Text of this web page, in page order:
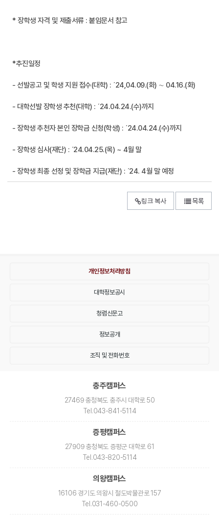
* 장학생 자격 및 제출서류 : 붙임문서 참고
*추진일정
- 선발공고 및 학생 지원 접수(대학) : ʹ24,04.09.(화) ∼ 04.16.(화)
- 대학선발 장학생 추천(대학) : ʹ24.04.24.(수)까지
- 장학생 추천자 본인 장학금 신청(학생) : ʹ24.04.24.(수)까지
- 장학생 심사(재단) : ʹ24.04.25.(목) ~ 4월 말
- 장학생 최종 선정 및 장학금 지급(재단) : ʹ24. 4월 말 예정
링크 복사 목록
개인정보처리방침
대학정보공시
청렴신문고
정보공개
조직 및 전화번호
충주캠퍼스
27469 충청북도 충주시 대학로 50
Tel .043-841-5114
증평캠퍼스
27909 충청북도 증평군 대학로 61
Tel .043-820-5114
의왕캠퍼스
16106 경기도 의왕시 철도박물관로 157
Tel .031-460-0500